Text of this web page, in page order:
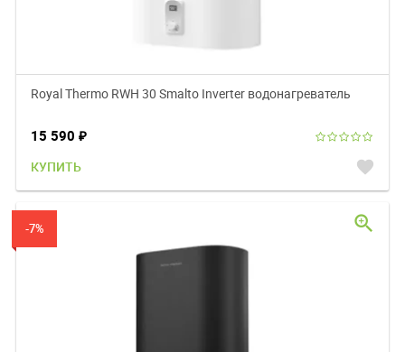
Royal Thermo RWH 30 Smalto Inverter водонагреватель
15 590 ₽
КУПИТЬ favorite
-7% zoom_in